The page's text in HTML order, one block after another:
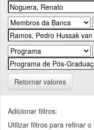
Retornar valores
Adicionar filtros:
Utilizar filtros para refinar